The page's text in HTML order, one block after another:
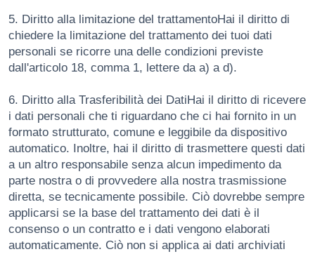
5. Diritto alla limitazione del trattamentoHai il diritto di
chiedere la limitazione del trattamento dei tuoi dati
personali se ricorre una delle condizioni previste
dall'articolo 18, comma 1, lettere da a) a d).
6. Diritto alla Trasferibilità dei DatiHai il diritto di ricevere
i dati personali che ti riguardano che ci hai fornito in un
formato strutturato, comune e leggibile da dispositivo
automatico. Inoltre, hai il diritto di trasmettere questi dati
a un altro responsabile senza alcun impedimento da
parte nostra o di provvedere alla nostra trasmissione
diretta, se tecnicamente possibile. Ciò dovrebbe sempre
applicarsi se la base del trattamento dei dati è il
consenso o un contratto e i dati vengono elaborati
automaticamente. Ciò non si applica ai dati archiviati